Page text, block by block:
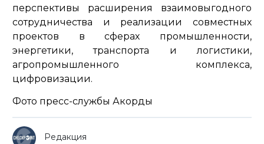
перспективы расширения взаимовыгодного
сотрудничества и реализации совместных
проектов в сферах промышленности,
энергетики, транспорта и логистики,
агропромышленного комплекса,
цифровизации.
Фото пресс-службы Акорды
Редакция